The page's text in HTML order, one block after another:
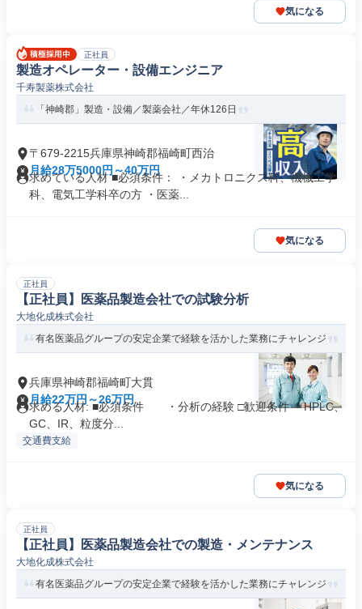
気になる
正社員
製造オペレーター・設備エンジニア
千寿製薬株式会社
「神崎郡」製造・設備／製薬会社／年休126日
〒679-2215兵庫県神崎郡福崎町西治
月給28万5000円～40万円
求めている人材 ■必須条件： ・メカトロニクス科、機械工学
科、電気工学科卒の方 ・医薬...
気になる
正社員
【正社員】医薬品製造会社での試験分析
大地化成株式会社
有名医薬品グループの安定企業で経験を活かした業務にチャレンジ
兵庫県神崎郡福崎町大貫
月給22万円～26万円
求める人材: ■必須条件 ・分析の経験 □歓迎条件 ・HPLC、
GC、IR、粒度分...
交通費支給
気になる
正社員
【正社員】医薬品製造会社での製造・メンテナンス
大地化成株式会社
有名医薬品グループの安定企業で経験を活かした業務にチャレンジ